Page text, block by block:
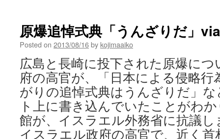
原爆追悼式典「うんざりだ」
Posted on 2013/08/16by kojimaaiko
広島と長崎に投下された原爆に
府の高官が、「日本による侵略
がりの追悼式典はうんざりだ」
ト上に書き込んでいたことがわ
館が、イスラエル外務省に抗議
イスラエル政府の高官で、近く